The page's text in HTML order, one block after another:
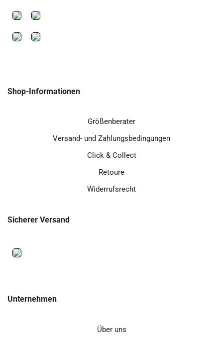
Shop-Informationen
Größenberater
Versand- und Zahlungsbedingungen
Click & Collect
Retoure
Widerrufsrecht
Sicherer Versand
Unternehmen
Über uns